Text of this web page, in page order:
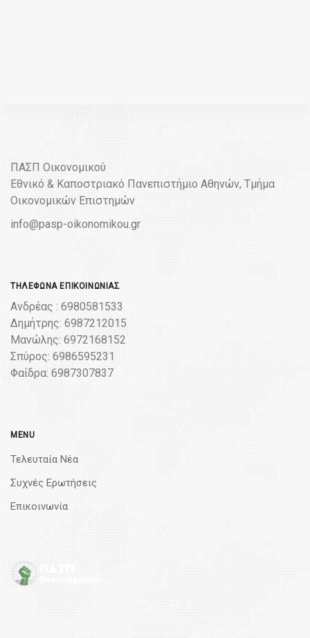
ΠΑΣΠ Οικονομικού
Εθνικό & Καποστριακό Πανεπιστήμιο Αθηνών, Τμήμα
Οικονομικών Επιστημών
info@pasp-oikonomikou.gr
ΤΗΛΈΦΩΝΑ ΕΠΙΚΟΙΝΩΝΊΑΣ
Ανδρέας : 6980581533
Δημήτρης: 6987212015
Μανώλης: 6972168152
Σπύρος: 6986595231
Φαίδρα: 6987307837
MENU
Τελευταία Νέα
Συχνές Ερωτήσεις
Επικοινωνία